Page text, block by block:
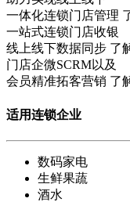
一体化连锁门店管理
一站式连锁门店收银
线上线下数据同步 了
门店企微SCRM以及
会员精准拓客营销 了
适用连锁企业
数码家电
生鲜果蔬
酒水